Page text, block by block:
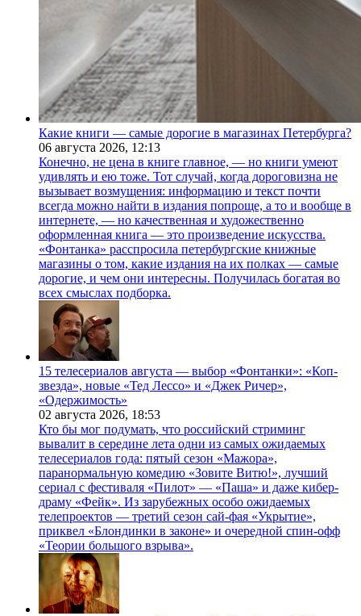
Какие книги — самые дорогие в магазинах Петербурга?
06 августа 2026, 12:13
Конечно, не цена в книге главное, — но книги умеют
удивлять и ею тоже. Тот случай, когда дороговизна не
вызывает возмущения: информацию и текст почти
всегда можно найти в издания попроще, а то и вообще в
интернете, — но качественная и художественно
оформленная книга — это произведение искусства.
«Фонтанка» расспросила петербургские книжные
магазины о том, какие издания на их полках — самые
дорогие, и чем они интересны. Получилась богатая во
всех смыслах подборка.
15 телесериалов августа — выбор «Фонтанки»: «Коп-
звезда», новые «Тед Лессо» и «Джек Ричер»,
«Одержимость»
02 августа 2026, 18:53
Кто бы мог подумать, что российский стриминг
вывалит в середине лета одни из самых ожидаемых
телесериалов года: пятый сезон «Мажора»,
паранормальную комедию «Зовите Витю!», лучший
сериал с фестиваля «Пилот» — «Паша» и даже кибер-
драму «Фейк». Из зарубежных особо ожидаемых
телепроектов — третий сезон сай-фая «Укрытие»,
приквел «Блондинки в законе» и очередной спин-офф
«Теории большого взрыва».